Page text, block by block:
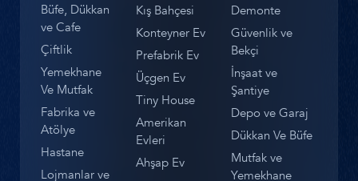
Büfe, Dükkan
ve Cafe
Çiftlik
Yemekhane
Ve Mutfak
Fabrika ve
Atölye
Hastane
Lojmanlar ve
Kış Bahçesi
Konteyner Ev
Prefabrik Ev
Üçgen Ev
Tiny House
Amerikan
Evleri
Ahşap Ev
Demonte
Güvenlik ve
Bekçi
İnşaat ve
Şantiye
Depo ve Garaj
Dükkan Ve Büfe
Mutfak ve
Yemekhane